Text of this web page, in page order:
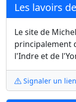
Les lavoirs
Le site de
principalement
l'Indre et de
Signaler un